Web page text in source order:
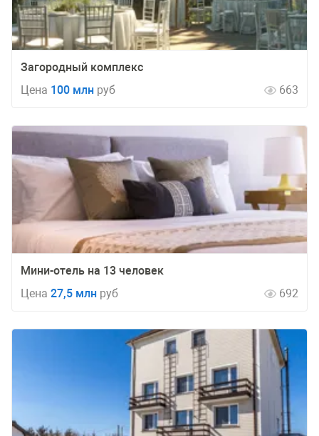
Загородный комплекс
Цена 100 млн руб 663
Мини-отель на 13 человек
Цена 27,5 млн руб 692